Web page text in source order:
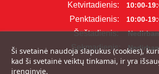
Ketvirtadienis: 10:00-
Penktadienis: 10:00-
Šeštadienis:
Sekmadienis:
Ši svetainė naudoja slapukus (cookies),
kad ši svetainė veiktų tinkamai, ir yra
įrenginyje.